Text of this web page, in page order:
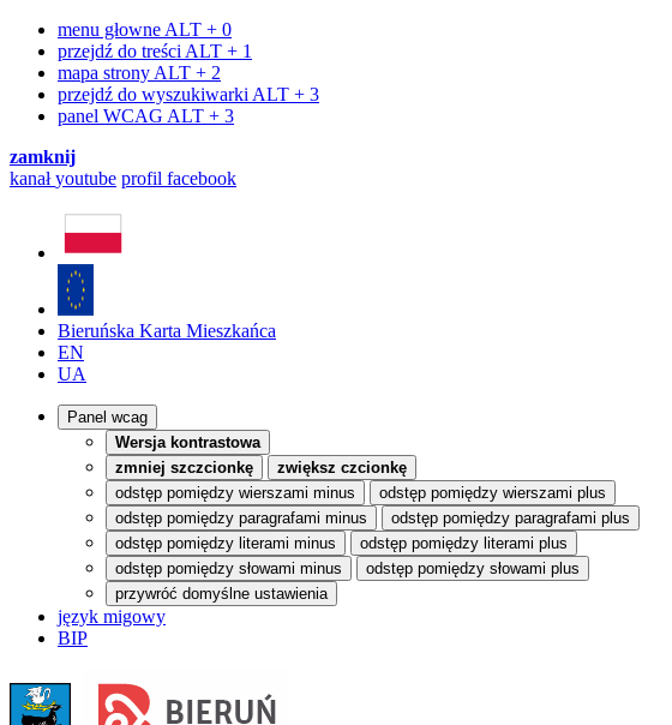
menu głowne ALT + 0
przejdź do treści ALT + 1
mapa strony ALT + 2
przejdź do wyszukiwarki ALT + 3
panel WCAG ALT + 3
zamknij
kanałyoutube profil facebook
Bieruńska Karta Mieszkańca
EN
UA
Panel wcag
Wersja kontrastowa
zmniej szczcionkę
zwiększ czcionkę
odstęp pomiędzy wierszami minus
odstęp pomiędzy wierszami plus
odstęp pomiędzy paragrafami minus
odstęp pomiędzy paragrafami plus
odstęp pomiędzy literami minus
odstęp pomiędzy literami plus
odstęp pomiędzy słowami minus
odstęp pomiędzy słowami plus
przywróć domyślne ustawienia
język migowy
BIP